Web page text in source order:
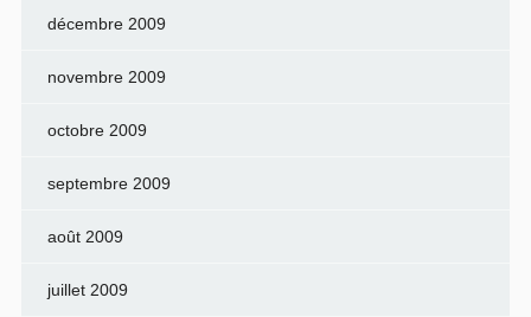
décembre 2009
novembre 2009
octobre 2009
septembre 2009
août 2009
juillet 2009